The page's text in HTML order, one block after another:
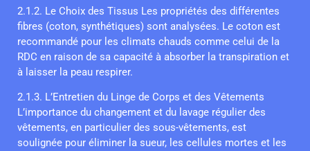
2.1.2. Le Choix des Tissus Les propriétés des différentes
fibres (coton, synthétiques) sont analysées. Le coton est
recommandé pour les climats chauds comme celui de la
RDC en raison de sa capacité à absorber la transpiration et
à laisser la peau respirer.
2.1.3. L’Entretien du Linge de Corps et des Vêtements
L’importance du changement et du lavage régulier des
vêtements, en particulier des sous-vêtements, est
soulignée pour éliminer la sueur, les cellules mortes et les